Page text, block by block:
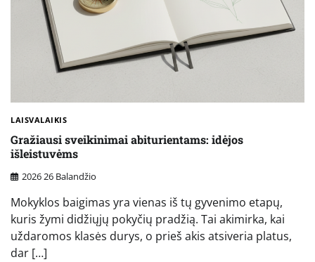
LAISVALAIKIS
Gražiausi sveikinimai abiturientams: idėjos
išleistuvėms
2026 26 Balandžio
Mokyklos baigimas yra vienas iš tų gyvenimo etapų,
kuris žymi didžiųjų pokyčių pradžią. Tai akimirka, kai
uždaromos klasės durys, o prieš akis atsiveria platus,
dar […]